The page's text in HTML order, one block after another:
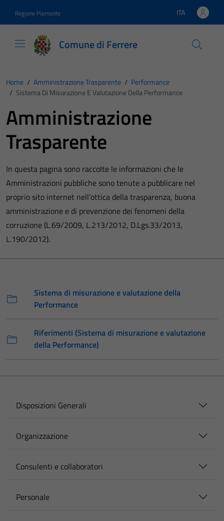
Regione Piemonte Lingua attiva:
ITA
Comune di Ferrere
Home / Amministrazione Trasparente / Performance
/ Sistema Di Misurazione E Valutazione Della Performance
Amministrazione
Trasparente
In questa pagina sono raccolte le informazioni che le
Amministrazioni pubbliche sono tenute a pubblicare nel
proprio sito internet nell’ottica della trasparenza, buona
amministrazione e di prevenzione dei fenomeni della
corruzione (L.69/2009, L.213/2012, D.Lgs.33/2013,
L.190/2012).
Sistema di misurazione e valutazione della
Performance
Riferimenti (Sistema di misurazione e valutazione
della Performance)
Disposizioni Generali
Organizzazione
Consulenti e collaboratori
Personale